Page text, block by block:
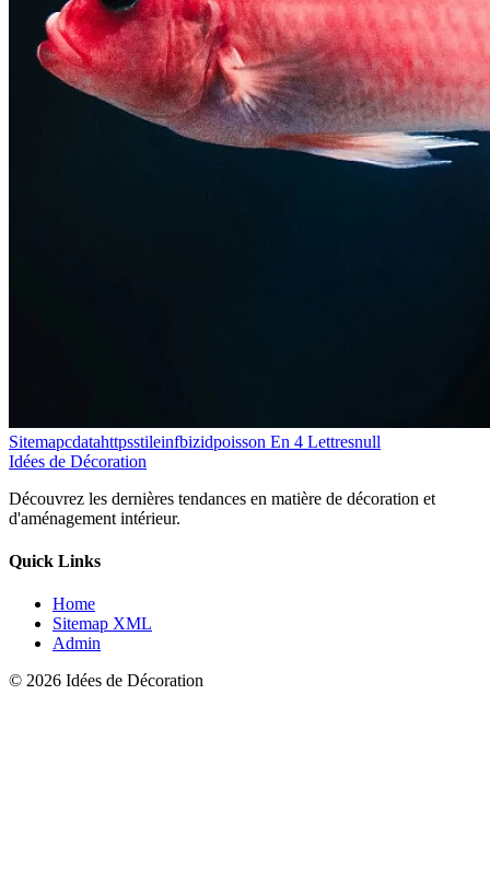
Sitemapcdatahttpsstileinfbizidpoisson En 4 Lettresnull
Idées de Décoration
Découvrez les dernières tendances en matière de décoration et
d'aménagement intérieur.
Quick Links
Home
Sitemap XML
Admin
© 2026 Idées de Décoration